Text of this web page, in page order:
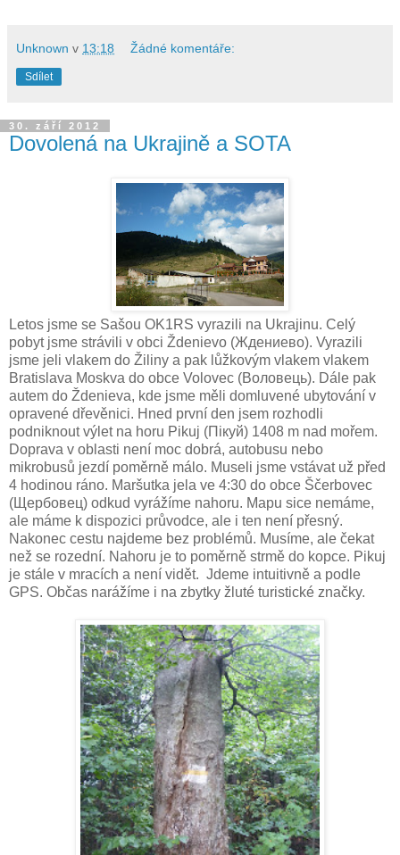
Unknown v 13:18 Žádné komentáře:
Sdílet
30. září 2012
Dovolená na Ukrajině a SOTA
Letos jsme se Sašou OK1RS vyrazili na Ukrajinu. Celý
pobyt jsme strávili v obci Ždenievo (Ждениево). Vyrazili
jsme jeli vlakem do Žiliny a pak lůžkovým vlakem vlakem
Bratislava Moskva do obce Volovec (Воловець). Dále pak
autem do Ždenieva, kde jsme měli domluvené ubytování v
opravené dřevěnici. Hned první den jsem rozhodli
podniknout výlet na horu Pikuj (Пікуй) 1408 m nad mořem.
Doprava v oblasti není moc dobrá, autobusu nebo
mikrobusů jezdí poměrně málo. Museli jsme vstávat už před
4 hodinou ráno. Maršutka jela ve 4:30 do obce Ščerbovec
(Щербовец) odkud vyrážíme nahoru. Mapu sice nemáme,
ale máme k dispozici průvodce, ale i ten není přesný.
Nakonec cestu najdeme bez problémů. Musíme, ale čekat
než se rozední. Nahoru je to poměrně strmě do kopce. Pikuj
je stále v mracích a není vidět. Jdeme intuitivně a podle
GPS. Občas narážíme i na zbytky žluté turistické značky.